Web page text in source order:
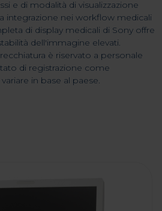
e di modalità di visualizzazione
integrazione nei workflow medicali
di display medicali di Sony offre
dell'immagine elevati.
è riservato a personale
di registrazione come
in base al paese.